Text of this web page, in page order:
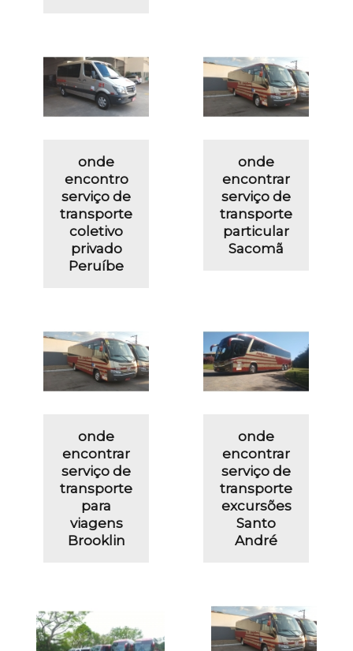
onde
encontro
serviço de
transporte
coletivo
privado
Peruíbe
onde
encontrar
serviço de
transporte
particular
Sacomã
onde
encontrar
serviço de
transporte
para
viagens
Brooklin
onde
encontrar
serviço de
transporte
excursões
Santo
André